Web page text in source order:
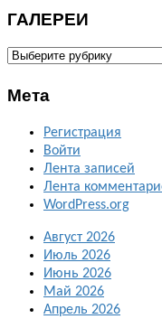
ГАЛЕРЕИ
ГАЛЕРЕИ
Мета
Регистрация
Войти
Лента записей
Лента
WordPress.org
Август 2026
Июль 2026
Июнь 2026
Май 2026
Апрель 2026